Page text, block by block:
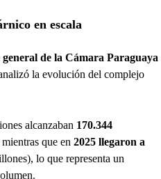
en escala
general de la Cámara Paraguaya
la evolución del complejo
alcanzaban 170.344
que en 2025 llegaron a
lo que representa un